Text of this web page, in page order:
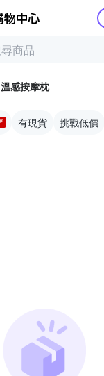
Yahoo購物
溫感按摩枕
有現貨 挑戰低價